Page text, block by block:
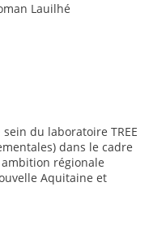
Lauilhé
du laboratoire TREE
dans le cadre
régionale
Aquitaine et